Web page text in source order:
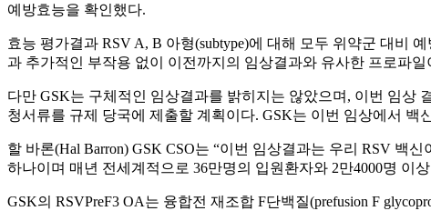
예방효능을 확인했다.
효능 평가결과 RSV A, B 아형(subtype)에 대해 모두 위약군 대비
과 추가적인 부작용 없이 이전까지의 임상결과와 유사한 프로파일
다만 GSK는 구체적인 임상결과를 밝히지는 않았으며, 이번 임상
청서류를 규제 당국에 제출할 계획이다. GSK는 이번 임상에서
할 바론(Hal Barron) GSK CSO는 “이번 임상결과는 우리 RSV 백
하나이며 매년 전세계적으로 36만명의 입원환자와 2만4000명 이
GSK의 RSVPreF3 OA는 융합전 재조합 F단백질(prefusion F